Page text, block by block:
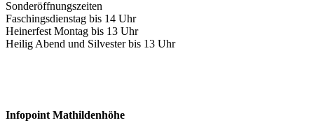
Sonderöffnungszeiten
Faschingsdienstag bis 14 Uhr
Heinerfest Montag bis 13 Uhr
Heilig Abend und Silvester bis 13 Uhr
Infopoint Mathildenhöhe